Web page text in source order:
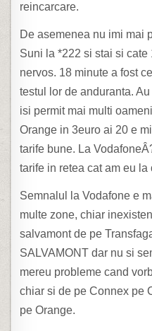
reincarcare.
De asemenea nu imi mai
Suni la *222 si stai si
nervos. 18 minute a fost
testul lor de anduranta.
isi permit mai multi
Orange in 3euro ai 20 e
tarife bune. La
tarife in retea cat am eu
Semnalul la Vodafone e
multe zone, chiar
salvamont de pe
SALVAMONT dar nu si
mereu probleme cand
chiar si de pe Connex pe
pe Orange.